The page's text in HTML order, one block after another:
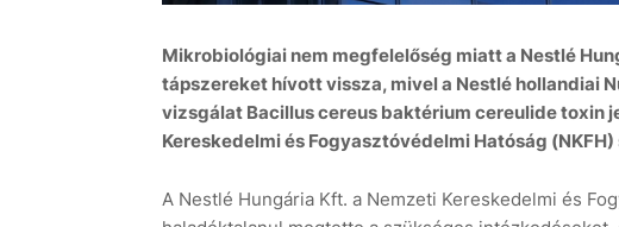
Mikrobiológiai nem megfelelőség miatt a Nestlé
tápszereket hívott vissza, mivel a Nestlé hollandiai
vizsgálat Bacillus cereus baktérium cereulide toxin
Kereskedelmi és Fogyasztóvédelmi Hatóság
A Nestlé Hungária Kft. a Nemzeti Kereskedelmi és